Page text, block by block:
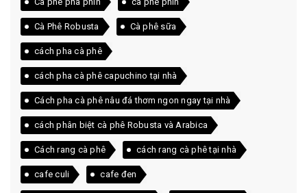
Cà Phê Robusta Cà phê sữa
cách pha cà phê
cách pha cà phê capuchino tại nhà
Cách pha cà phê nâu đá thơm ngon ngay tại nhà
cách phân biệt cà phê Robusta và Arabica
Cách rang cà phê cách rang cà phê tại nhà
cafe culi cafe đen